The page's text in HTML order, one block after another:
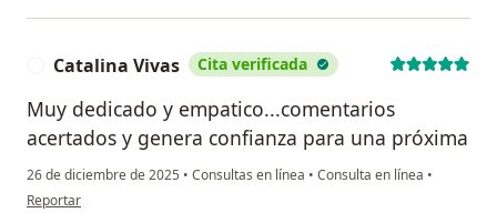
Catalina Vivas Cita verificada
Muy dedicado y empatico...comentarios
acertados y genera confianza para una próxima
26 de diciembre de 2025 • Consultas en línea • Consulta en línea •
en opinión del usuario Catalina Vivas
Reportar